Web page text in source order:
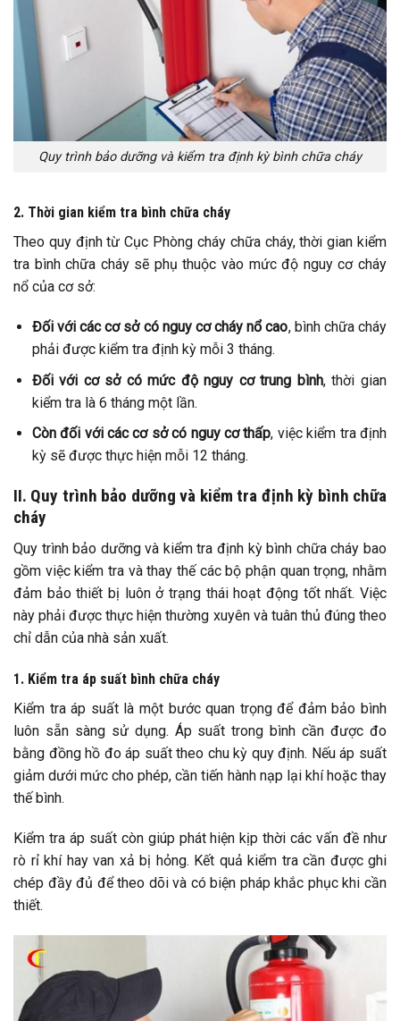
Quy trình bảo dưỡng và kiểm tra định kỳ bình chữa cháy
2. Thời gian kiểm tra bình chữa cháy
Theo quy định từ Cục Phòng cháy chữa cháy, thời gian kiểm
tra bình chữa cháy sẽ phụ thuộc vào mức độ nguy cơ cháy
nổ của cơ sở:
Đối với các cơ sở có nguy cơ cháy nổ cao, bình chữa cháy
phải được kiểm tra định kỳ mỗi 3 tháng.
Đối với cơ sở có mức độ nguy cơ trung bình, thời gian
kiểm tra là 6 tháng một lần.
Còn đối với các cơ sở có nguy cơ thấp, việc kiểm tra định
kỳ sẽ được thực hiện mỗi 12 tháng.
II. Quy trình bảo dưỡng và kiểm tra định kỳ bình chữa
cháy
Quy trình bảo dưỡng và kiểm tra định kỳ bình chữa cháy bao
gồm việc kiểm tra và thay thế các bộ phận quan trọng, nhằm
đảm bảo thiết bị luôn ở trạng thái hoạt động tốt nhất. Việc
này phải được thực hiện thường xuyên và tuân thủ đúng theo
chỉ dẫn của nhà sản xuất.
1. Kiểm tra áp suất bình chữa cháy
Kiểm tra áp suất là một bước quan trọng để đảm bảo bình
luôn sẵn sàng sử dụng. Áp suất trong bình cần được đo
bằng đồng hồ đo áp suất theo chu kỳ quy định. Nếu áp suất
giảm dưới mức cho phép, cần tiến hành nạp lại khí hoặc thay
thế bình.
Kiểm tra áp suất còn giúp phát hiện kịp thời các vấn đề như
rò rỉ khí hay van xả bị hỏng. Kết quả kiểm tra cần được ghi
chép đầy đủ để theo dõi và có biện pháp khắc phục khi cần
thiết.